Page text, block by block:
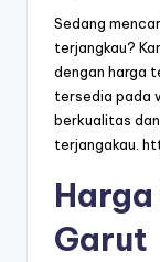
Sedang
terjangkau?
dengan harga
tersedia pada
berkualitas
terjangakau.
Harga
Garut